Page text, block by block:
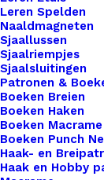
Leren Spelden
Naaldmagneten
Sjaallussen
Sjaalriempjes
Sjaalsluitingen
Patronen &
Boeken Breien
Boeken Haken
Boeken Macrame
Boeken Punch
Haak- en
Haak en Hobby
7 op voorraad
Scheepjes
Catona
25
Gram
Kleur
106
aantal